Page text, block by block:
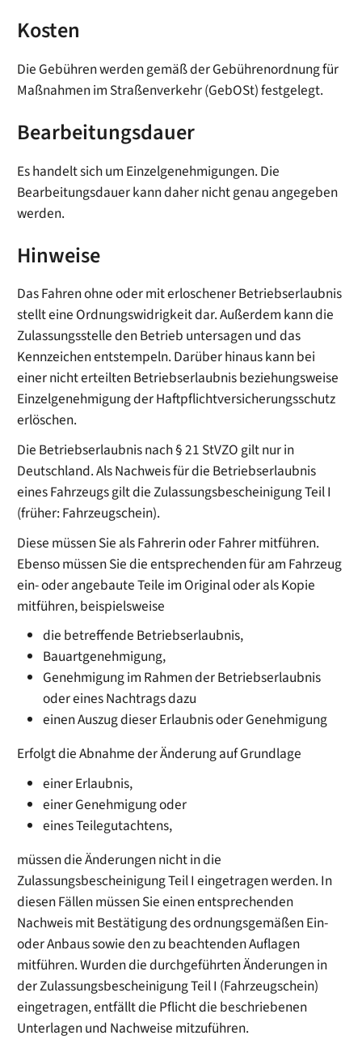
Kosten
Die Gebühren werden gemäß der Gebührenordnung für
Maßnahmen im Straßenverkehr (GebOSt) festgelegt.
Bearbeitungsdauer
Es handelt sich um Einzelgenehmigungen. Die
Bearbeitungsdauer kann daher nicht genau angegeben
werden.
Hinweise
Das Fahren ohne oder mit erloschener Betriebserlaubnis
stellt eine Ordnungswidrigkeit dar. Außerdem kann die
Zulassungsstelle den Betrieb untersagen und das
Kennzeichen entstempeln. Darüber hinaus kann bei
einer nicht erteilten Betriebserlaubnis beziehungsweise
Einzelgenehmigung der Haftpflichtversicherungsschutz
erlöschen.
Die Betriebserlaubnis nach § 21 StVZO gilt nur in
Deutschland. Als Nachweis für die Betriebserlaubnis
eines Fahrzeugs gilt die Zulassungsbescheinigung Teil I
(früher: Fahrzeugschein).
Diese müssen Sie als Fahrerin oder Fahrer mitführen.
Ebenso müssen Sie die entsprechenden für am Fahrzeug
ein- oder angebaute Teile im Original oder als Kopie
mitführen, beispielsweise
die betreffende Betriebserlaubnis,
Bauartgenehmigung,
Genehmigung im Rahmen der Betriebserlaubnis
oder eines Nachtrags dazu
einen Auszug dieser Erlaubnis oder Genehmigung
Erfolgt die Abnahme der Änderung auf Grundlage
einer Erlaubnis,
einer Genehmigung oder
eines Teilegutachtens,
müssen die Änderungen nicht in die
Zulassungsbescheinigung Teil I eingetragen werden. In
diesen Fällen müssen Sie einen entsprechenden
Nachweis mit Bestätigung des ordnungsgemäßen Ein-
oder Anbaus sowie den zu beachtenden Auflagen
mitführen. Wurden die durchgeführten Änderungen in
der Zulassungsbescheinigung Teil I (Fahrzeugschein)
eingetragen, entfällt die Pflicht die beschriebenen
Unterlagen und Nachweise mitzuführen.